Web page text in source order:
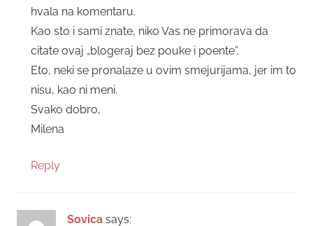
hvala na komentaru.
Kao sto i sami znate, niko Vas ne primorava da
citate ovaj „blogeraj bez pouke i poente”.
Eto, neki se pronalaze u ovim smejurijama, jer im to
nisu, kao ni meni.
Svako dobro,
Milena
Reply
Sovica says: